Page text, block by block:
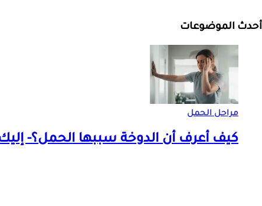
أحدث الموضوعات
مراحل الحمل
كيف أعرف أن الدوخة سببها الحمل؟- إليك